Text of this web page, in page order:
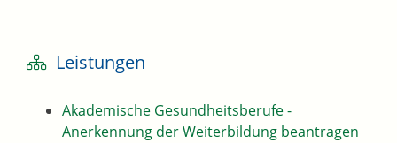
Leistungen
Akademische Gesundheitsberufe -
Anerkennung der Weiterbildung beantragen